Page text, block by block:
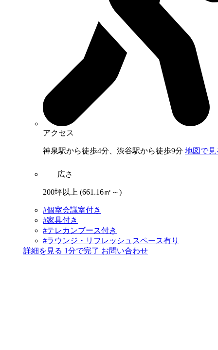
アクセス
神泉駅から徒歩4分、渋谷駅から徒歩9分 地図で見
広さ
200坪以上 (661.16㎡～)
#個室会議室付き
#家具付き
#テレカンブース付き
#ラウンジ・リフレッシュスペース有り
詳細を見る 1分で完了 お問い合わせ